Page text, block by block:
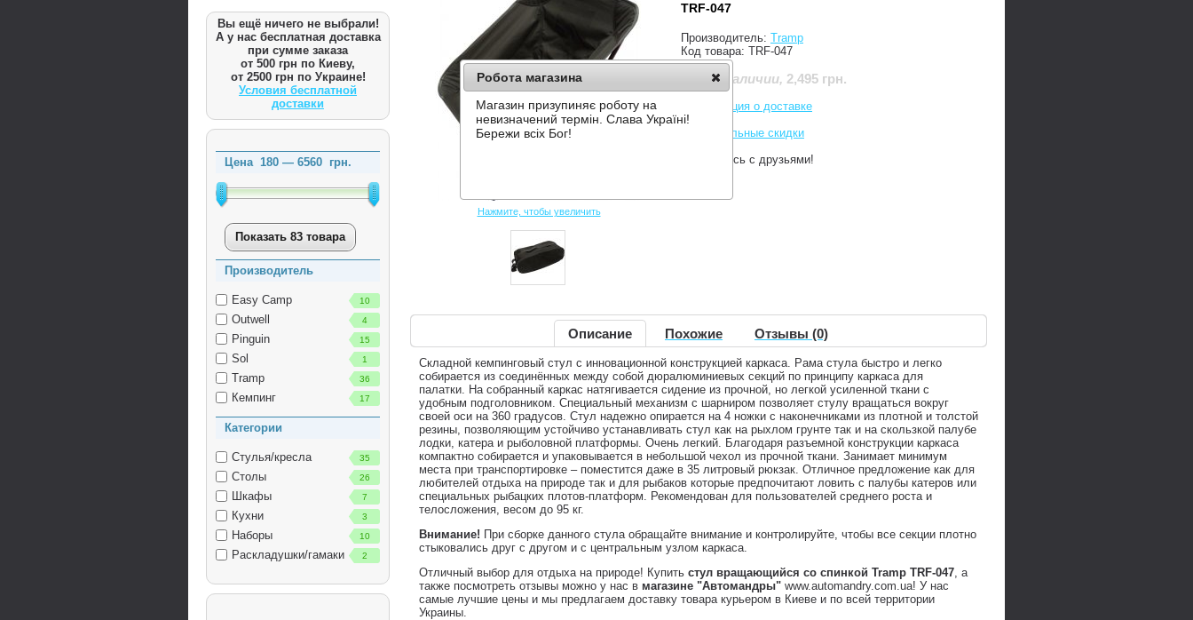
Вы ещё ничего не выбрали!
А у нас бесплатная доставка
при сумме заказа
от 500 грн по Киеву,
от 2500 грн по Украине!
Условия бесплатной
доставки
Цена 180 — 6560 грн.
Показать 83 товара
Производитель
Easy Camp 10
Outwell 4
Pinguin 15
Sol 1
Tramp 36
Кемпинг 17
Категории
Стулья/кресла 35
Столы 26
Шкафы 7
Кухни 3
Наборы 10
Раскладушки/гамаки 2
Нажмите, чтобы увеличить
TRF-047
Производитель: Tramp
Код товара: TRF-047
Нет в наличии, 2,495 грн.
Информация о доставке
Накопительные скидки
Поделитесь с друзьями!
Описание Похожие Отзывы (0)
Складной кемпинговый стул с инновационной конструкцией каркаса. Рама стула быстро и легко
собирается из соединённых между собой дюралюминиевых секций по принципу каркаса для
палатки. На собранный каркас натягивается сидение из прочной, но легкой усиленной ткани с
удобным подголовником. Специальный механизм с шарниром позволяет стулу вращаться вокруг
своей оси на 360 градусов. Стул надежно опирается на 4 ножки с наконечниками из плотной и толстой
резины, позволяющим устойчиво устанавливать стул как на рыхлом грунте так и на скользкой палубе
лодки, катера и рыболовной платформы. Очень легкий. Благодаря разъемной конструкции каркаса
компактно собирается и упаковывается в небольшой чехол из прочной ткани. Занимает минимум
места при транспортировке – поместится даже в 35 литровый рюкзак. Отличное предложение как для
любителей отдыха на природе так и для рыбаков которые предпочитают ловить с палубы катеров или
специальных рыбацких плотов-платформ. Рекомендован для пользователей среднего роста и
телосложения, весом до 95 кг.
Внимание! При сборке данного стула обращайте внимание и контролируйте, чтобы все секции плотно
стыковались друг с другом и с центральным узлом каркаса.
Отличный выбор для отдыха на природе! Купить стул вращающийся со спинкой Tramp TRF-047, а
также посмотреть отзывы можно у нас в магазине "Автомандры" www.automandry.com.ua! У нас
самые лучшие цены и мы предлагаем доставку товара курьером в Киеве и по всей территории
Украины.
Робота магазина
Магазин призупиняє роботу на
невизначений термін. Слава Україні!
Бережи всіх Бог!